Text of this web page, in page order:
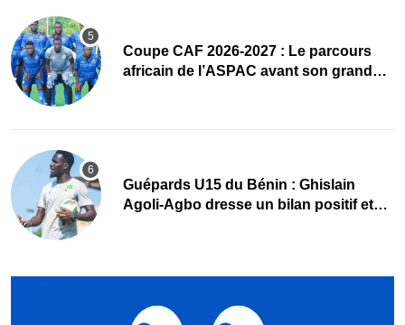
Coupe CAF 2026-2027 : Le parcours
africain de l’ASPAC avant son grand
Guépards U15 du Bénin : Ghislain
Agoli-Agbo dresse un bilan positif et